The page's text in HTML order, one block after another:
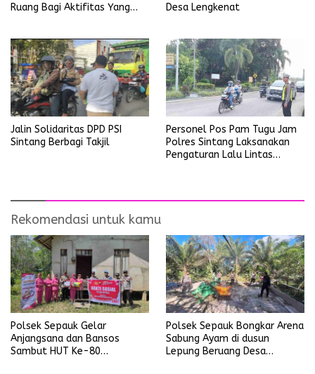
Ruang Bagi Aktifitas Yang
Desa Lengkenat
Jalin Solidaritas DPD PSI
Sintang Berbagi Takjil
Personel Pos Pam Tugu Jam
Polres Sintang Laksanakan
Pengaturan Lalu Lintas
Rekomendasi untuk kamu
Polsek Sepauk Gelar
Anjangsana dan Bansos
Sambut HUT Ke-80
Polsek Sepauk Bongkar Arena
Sabung Ayam di dusun
Lepung Beruang Desa